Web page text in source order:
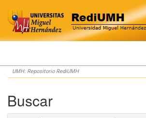
Skip
navigation
UMH: Repositorio RediUMH
Buscar